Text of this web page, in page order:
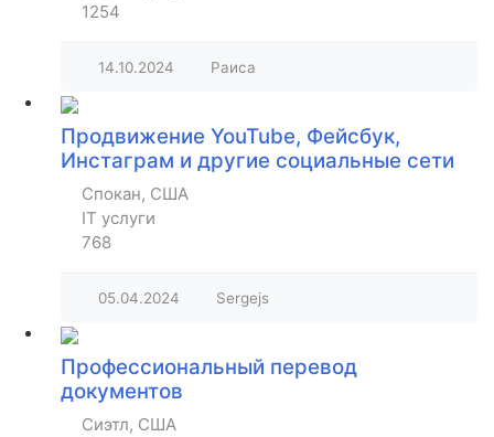
1254
14.10.2024 Раиса
Продвижение YouTube, Фейсбук,
Инстаграм и другие социальные сети
Спокан, США
IT услуги
768
05.04.2024 Sergejs
Профессиональный перевод
документов
Сиэтл, США